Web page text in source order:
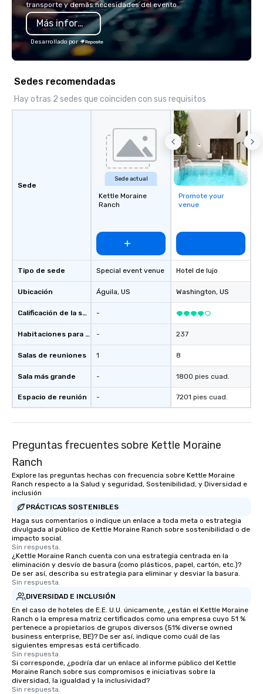
Throw any more axes
dinner Experience The City's Haunted
will have the perfect
get to know each
guide is well-versed
so you can expect a
and spooky event.
transporte y demás necesidades del evento.
Más información
Desarrollado por
Sedes recomendadas
Hay otras 2 sedes que coinciden con sus requisitos
Sede
Tipo de sede
Ubicación
Calificación de la sede
Habitaciones para huéspedes
Salas de reuniones
Sala más grande
Espacio de reunión
Sede actual
Kettle Moraine
Ranch
Special event venue
Águila, US
-
-
1
-
-
Promote your
venue
Hotel de lujo
Washington, US
237
8
1800 pies cuad.
7201 pies cuad.
Preguntas frecuentes sobre Kettle Moraine
Ranch
Explore las preguntas hechas con frecuencia sobre Kettle Moraine
Ranch respecto a la Salud y seguridad, Sostenibilidad, y Diversidad e
inclusión
PRÁCTICAS SOSTENIBLES
Haga sus comentarios o indique un enlace a toda meta o estrategia
divulgada al público de Kettle Moraine Ranch sobre sostenibilidad o de
impacto social.
Sin respuesta.
¿Kettle Moraine Ranch cuenta con una estrategia centrada en la
eliminación y desvío de basura (como plásticos, papel, cartón, etc.)?
De ser así, describa su estrategia para eliminar y desviar la basura.
Sin respuesta.
DIVERSIDAD E INCLUSIÓN
En el caso de hoteles de E.E. U.U. únicamente, ¿están el Kettle Moraine
Ranch o la empresa matriz certificados como una empresa cuyo 51 %
pertenece a propietarios de grupos diversos (51% diverse owned
business enterprise, BE)? De ser así, indique como cuál de las
siguientes empresas está certificado.
Sin respuesta.
Si corresponde, ¿podría dar un enlace al informe público del Kettle
Moraine Ranch sobre sus compromisos e iniciativas sobre la
diversidad, la igualdad y la inclusividad?
Sin respuesta.